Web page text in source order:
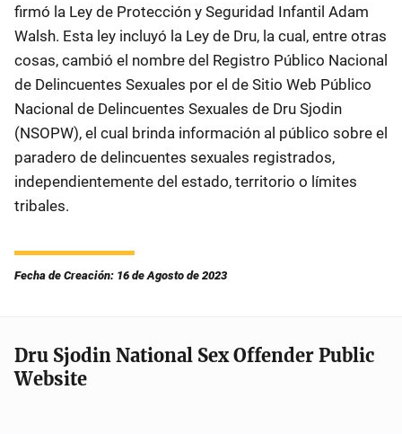
firmó la Ley de Protección y Seguridad Infantil Adam
Walsh. Esta ley incluyó la Ley de Dru, la cual, entre otras
cosas, cambió el nombre del Registro Público Nacional
de Delincuentes Sexuales por el de Sitio Web Público
Nacional de Delincuentes Sexuales de Dru Sjodin
(NSOPW), el cual brinda información al público sobre el
paradero de delincuentes sexuales registrados,
independientemente del estado, territorio o límites
tribales.
Fecha de Creación: 16 de Agosto de 2023
Dru Sjodin National Sex Offender Public
Website